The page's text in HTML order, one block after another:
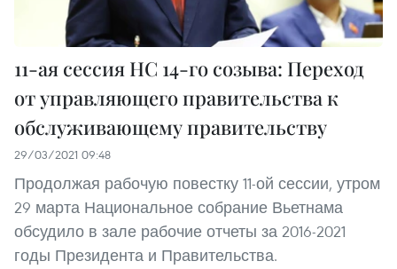
11-ая сессия НС 14-го созыва: Переход
от управляющего правительства к
обслуживающему правительству
29/03/2021 09:48
Продолжая рабочую повестку 11-ой сессии, утром
29 марта Национальное собрание Вьетнама
обсудило в зале рабочие отчеты за 2016-2021
годы Президента и Правительства.